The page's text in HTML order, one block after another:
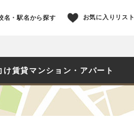
名・駅名から探す お気に入りリスト
賃貸マンション・アパート